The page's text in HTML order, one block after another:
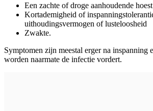
Een zachte of droge aanhoudende hoest
Kortademigheid of
uithoudingsvermogen of lusteloosheid
Zwakte.
Symptomen zijn meestal erger na inspanning
worden naarmate de infectie vordert.